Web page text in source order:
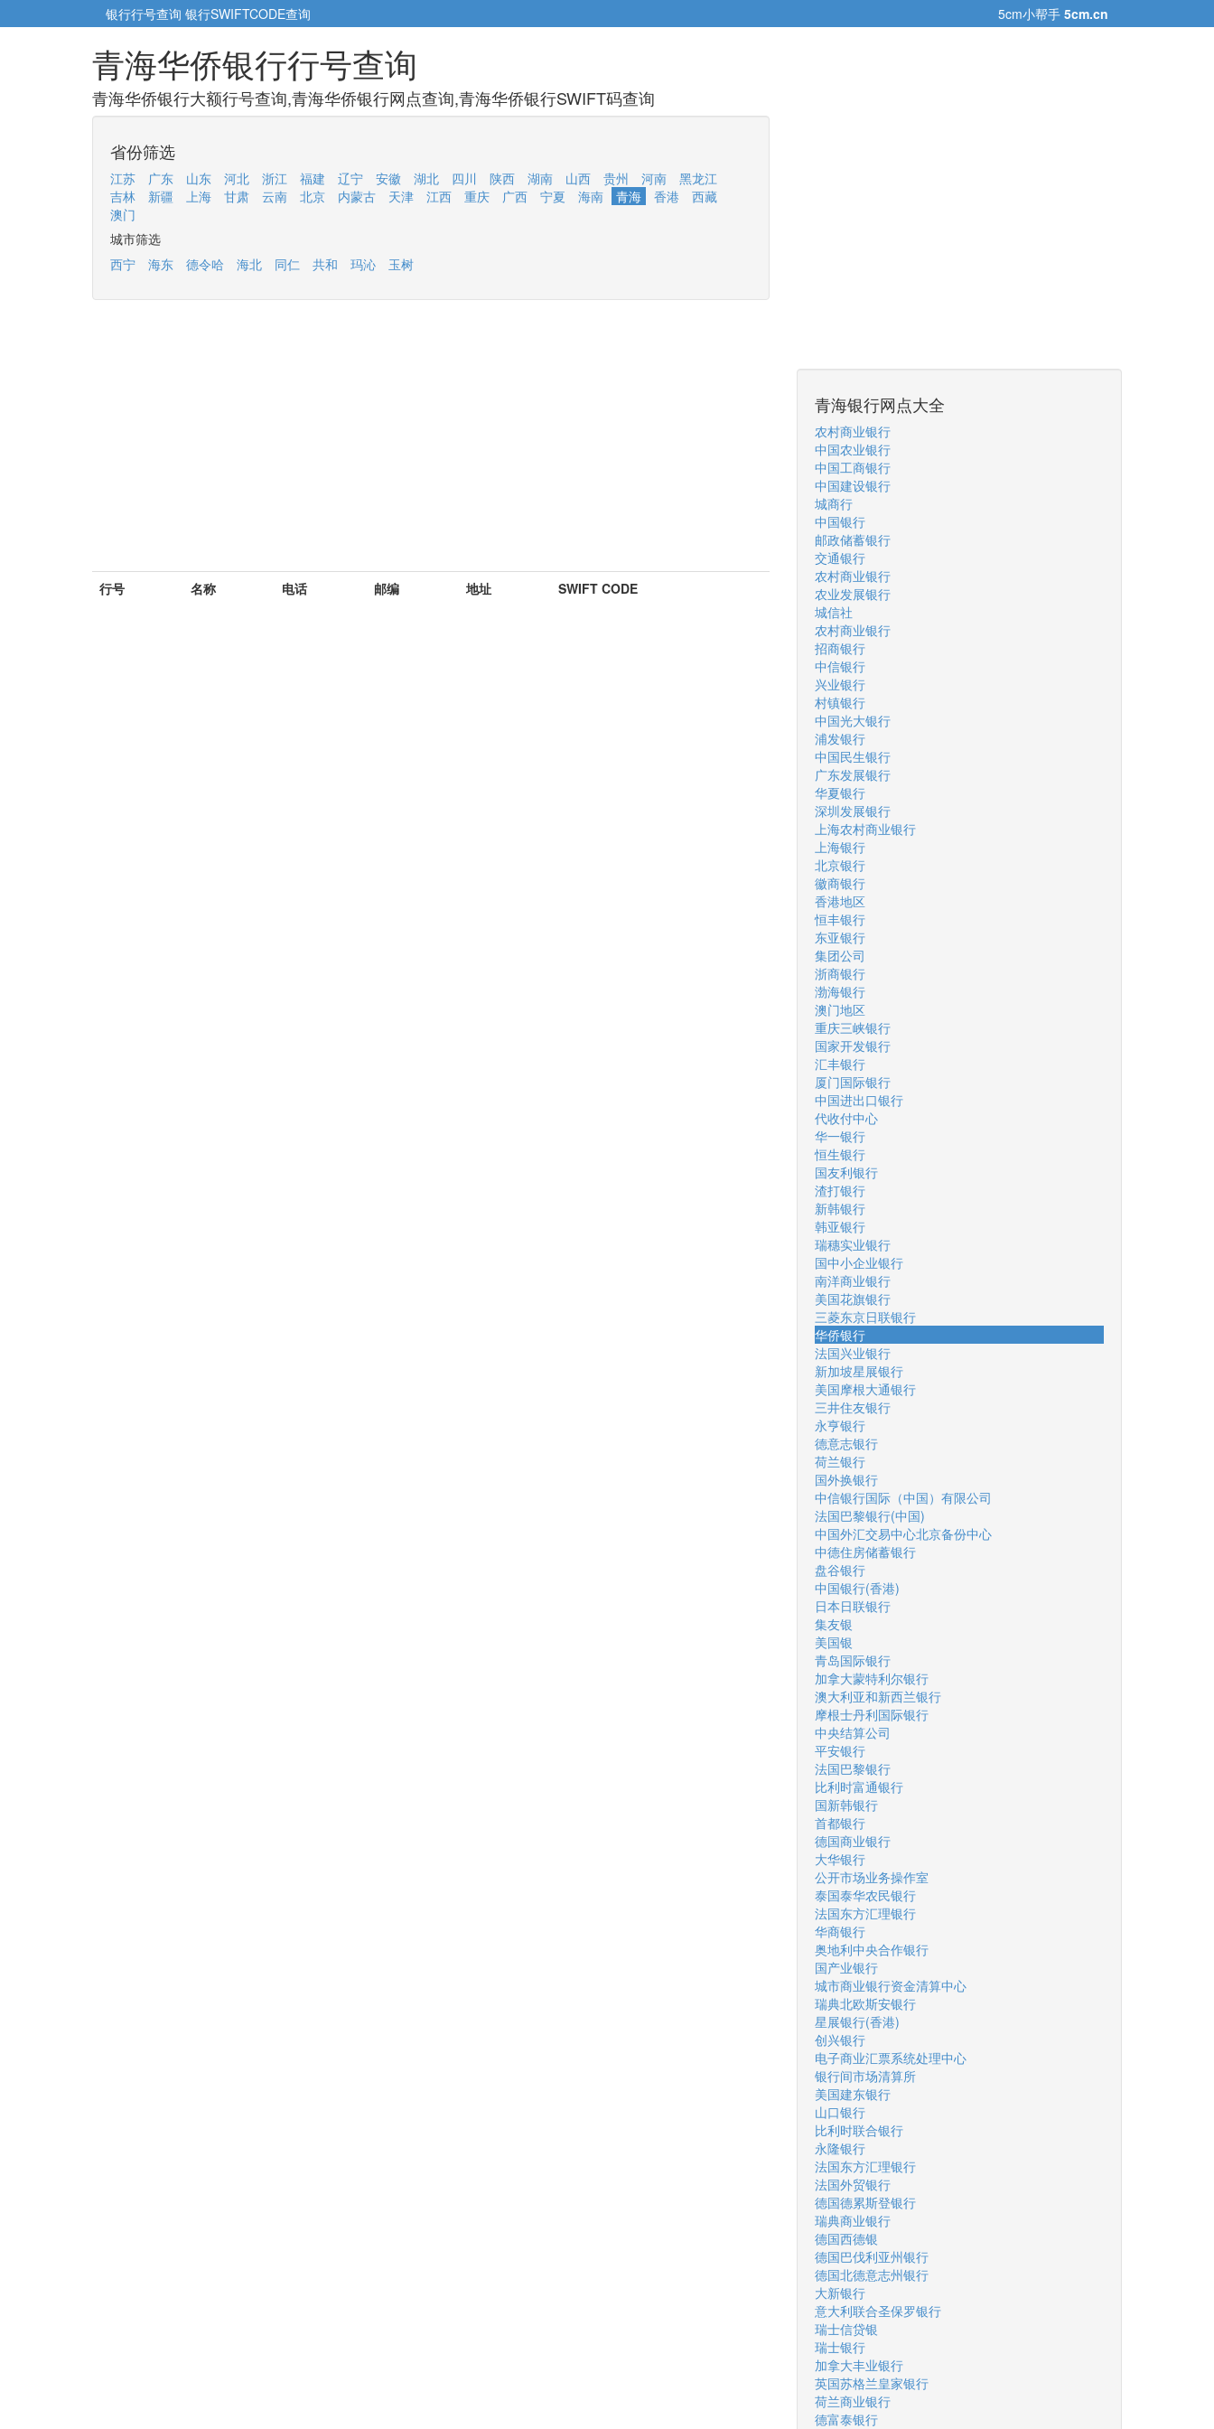
银行行号查询 银行SWIFTCODE查询 5cm小帮手 5cm.cn
青海华侨银行行号查询
青海华侨银行大额行号查询,青海华侨银行网点查询,青海华侨银行SWIFT码查询
省份筛选
江苏 广东 山东 河北 浙江 福建 辽宁 安徽 湖北 四川 陕西 湖南 山西 贵州 河南
黑龙江
吉林
新疆 上海 甘肃 云南 北京 内蒙古 天津 江西 重庆 广西 宁夏 海南 青海 香港
西藏
澳门
城市筛选
西宁
海东 德令哈 海北 同仁 共和 玛沁 玉树
行号 名称 电话 邮编 地址 SWIFT CODE
青海银行网点大全
农村商业银行
中国农业银行
中国工商银行
中国建设银行
城商行
中国银行
邮政储蓄银行
交通银行
农村商业银行
农业发展银行
城信社
农村商业银行
招商银行
中信银行
兴业银行
村镇银行
中国光大银行
浦发银行
中国民生银行
广东发展银行
华夏银行
深圳发展银行
上海农村商业银行
上海银行
北京银行
徽商银行
香港地区
恒丰银行
东亚银行
集团公司
浙商银行
渤海银行
澳门地区
重庆三峡银行
国家开发银行
汇丰银行
厦门国际银行
中国进出口银行
代收付中心
华一银行
恒生银行
国友利银行
渣打银行
新韩银行
韩亚银行
瑞穗实业银行
国中小企业银行
南洋商业银行
美国花旗银行
三菱东京日联银行
华侨银行
法国兴业银行
新加坡星展银行
美国摩根大通银行
三井住友银行
永亨银行
德意志银行
荷兰银行
国外换银行
中信银行国际（中国）有限公司
法国巴黎银行(中国)
中国外汇交易中心北京备份中心
中德住房储蓄银行
盘谷银行
中国银行(香港)
日本日联银行
集友银
美国银
青岛国际银行
加拿大蒙特利尔银行
澳大利亚和新西兰银行
摩根士丹利国际银行
中央结算公司
平安银行
法国巴黎银行
比利时富通银行
国新韩银行
首都银行
德国商业银行
大华银行
公开市场业务操作室
泰国泰华农民银行
法国东方汇理银行
华商银行
奥地利中央合作银行
国产业银行
城市商业银行资金清算中心
瑞典北欧斯安银行
星展银行(香港)
创兴银行
电子商业汇票系统处理中心
银行间市场清算所
美国建东银行
山口银行
比利时联合银行
永隆银行
法国东方汇理银行
法国外贸银行
德国德累斯登银行
瑞典商业银行
德国西德银
德国巴伐利亚州银行
德国北德意志州银行
大新银行
意大利联合圣保罗银行
瑞士信贷银
瑞士银行
加拿大丰业银行
英国苏格兰皇家银行
荷兰商业银行
德富泰银行